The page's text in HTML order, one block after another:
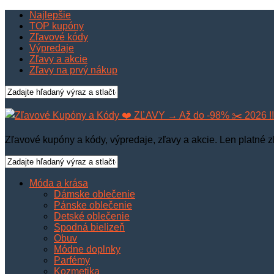
Najlepšie
TOP kupóny
Zľavové kódy
Výpredaje
Zľavy a akcie
Zľavy na prvý nákup
Zľavové kupóny a kódy, výpredaje, zľavy a akcie. Len platné
Móda a krása
Dámske oblečenie
Pánske oblečenie
Detské oblečenie
Spodná bielizeň
Obuv
Módne doplnky
Parfémy
Kozmetika